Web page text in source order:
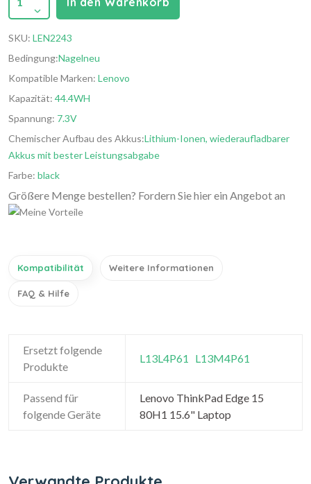
SKU: LEN2243
Bedingung:Nagelneu
Kompatible Marken: Lenovo
Kapazität: 44.4WH
Spannung: 7.3V
Chemischer Aufbau des Akkus:Lithium-Ionen, wiederaufladbarer
Akkus mit bester Leistungsabgabe
Farbe: black
Größere Menge bestellen? Fordern Sie hier ein Angebot an
Kompatibilität Weitere Informationen
FAQ & Hilfe
Ersetzt folgende
Produkte
L13L4P61 L13M4P61
Passend für
folgende Geräte
Lenovo ThinkPad Edge 15
80H1 15.6" Laptop